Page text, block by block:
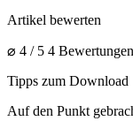
Artikel bewerten
⌀ 4 / 5 4 Bewertungen
Tipps zum Download
Auf den Punkt